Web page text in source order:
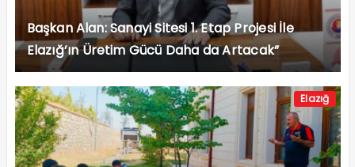
Başkan Alan: Sanayi Sitesi 1. Etap Projesi İle
Elazığ’ın Üretim Gücü Daha da Artacak”
Elazığ